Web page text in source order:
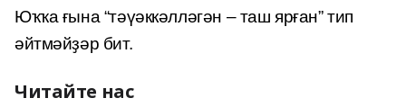
Юҡҡа ғына “тәүәккәлләгән – таш ярған” тип
әйтмәйҙәр бит.
Читайте нас